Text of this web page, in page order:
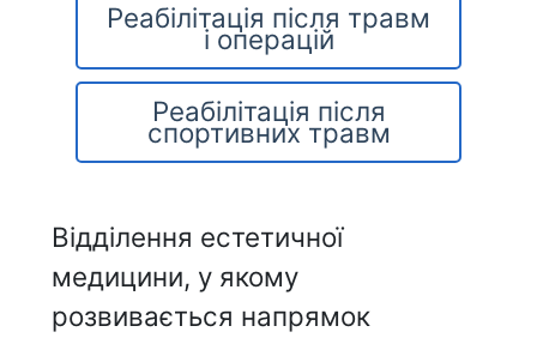
Реабілітація після травм
і операцій
Реабілітація після
спортивних травм
Відділення естетичної
медицини, у якому
розвивається напрямок